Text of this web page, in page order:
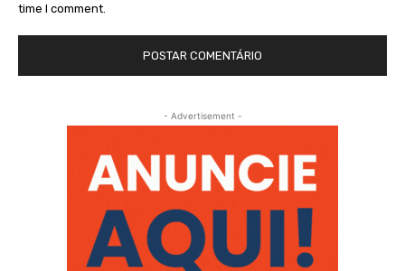
time I comment.
- Advertisement -